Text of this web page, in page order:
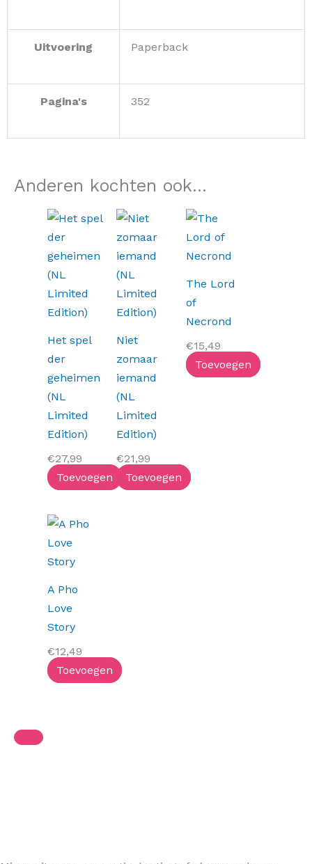
Uitvoering Paperback
Pagina's 352
Anderen kochten ook...
Het spel
der
geheimen
(NL
Limited
Edition)
€27,99
Toevoegen
Niet
zomaar
iemand
(NL
Limited
Edition)
€21,99
Toevoegen
The Lord
of
Necrond
€15,49
Toevoegen
A Pho
Love
Story
€12,49
Toevoegen